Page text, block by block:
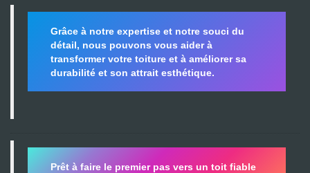
Grâce à notre expertise et notre souci du
détail, nous pouvons vous aider à
transformer votre toiture et à améliorer sa
durabilité et son attrait esthétique.
Prêt à faire le premier pas vers un toit fiable